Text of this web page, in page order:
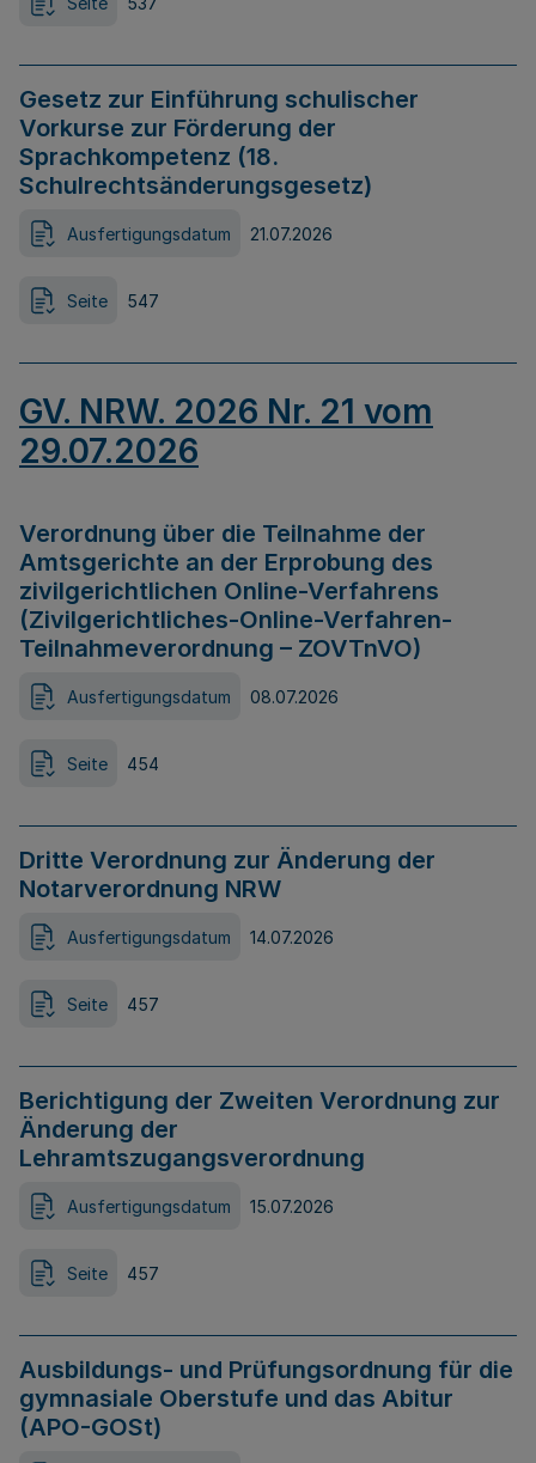
Gesetz zur Einführung schulischer
Vorkurse zur Förderung der
Sprachkompetenz (18.
Schulrechtsänderungsgesetz)
Ausfertigungsdatum 21.07.2026
Seite 547
GV. NRW. 2026 Nr. 21 vom
29.07.2026
Verordnung über die Teilnahme der
Amtsgerichte an der Erprobung des
zivilgerichtlichen Online-Verfahrens
(Zivilgerichtliches-Online-Verfahren-
Teilnahmeverordnung – ZOVTnVO)
Ausfertigungsdatum 08.07.2026
Seite 454
Dritte Verordnung zur Änderung der
Notarverordnung NRW
Ausfertigungsdatum 14.07.2026
Seite 457
Berichtigung der Zweiten Verordnung zur
Änderung der
Lehramtszugangsverordnung
Ausfertigungsdatum 15.07.2026
Seite 457
Ausbildungs- und Prüfungsordnung für die
gymnasiale Oberstufe und das Abitur
(APO-GOSt)